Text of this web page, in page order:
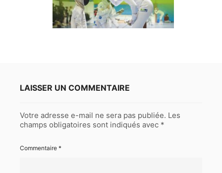
LAISSER UN COMMENTAIRE
Votre adresse e-mail ne sera pas publiée. Les
champs obligatoires sont indiqués avec *
Commentaire *